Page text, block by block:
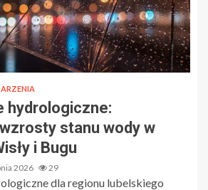
hydrologiczne:
stanu wody w
i Bugu
2026 29
dla regionu lubelskiego